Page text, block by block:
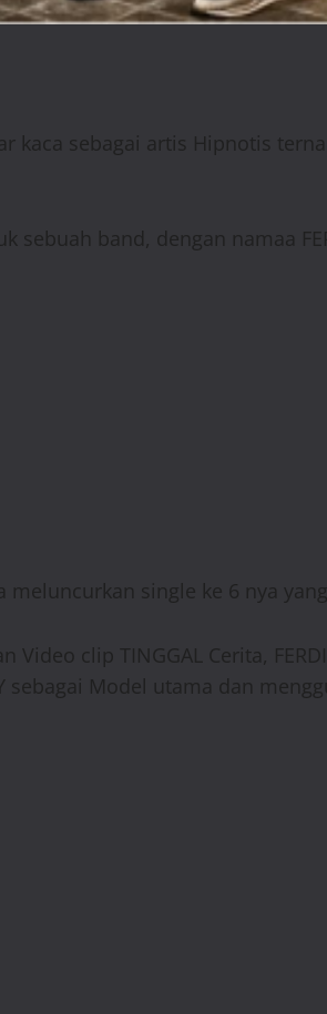
kaca sebagai artis Hipnotis
band, dengan namaa
single ke 6 nya
clip TINGGAL Cerita,
sebagai Model utama dan